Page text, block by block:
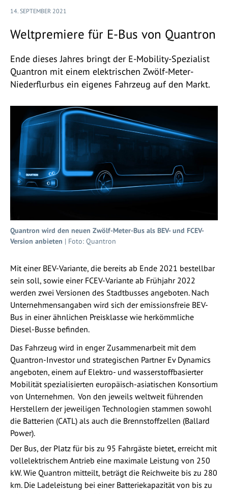
14. SEPTEMBER 2021
Weltpremiere für E-Bus von Quantron
Ende dieses Jahres bringt der E-Mobility-Spezialist
Quantron mit einem elektrischen Zwölf-Meter-
Niederflurbus ein eigenes Fahrzeug auf den Markt.
Quantron wird den neuen Zwölf-Meter-Bus als BEV- und FCEV-
Version anbieten | Foto: Quantron
Mit einer BEV-Variante, die bereits ab Ende 2021 bestellbar
sein soll, sowie einer FCEV-Variante ab Frühjahr 2022
werden zwei Versionen des Stadtbusses angeboten. Nach
Unternehmensangaben wird sich der emissionsfreie BEV-
Bus in einer ähnlichen Preisklasse wie herkömmliche
Diesel-Busse befinden.
Das Fahrzeug wird in enger Zusammenarbeit mit dem
Quantron-Investor und strategischen Partner Ev Dynamics
angeboten, einem auf Elektro- und wasserstoffbasierter
Mobilität spezialisierten europäisch-asiatischen Konsortium
von Unternehmen. Von den jeweils weltweit führenden
Herstellern der jeweiligen Technologien stammen sowohl
die Batterien (CATL) als auch die Brennstoffzellen (Ballard
Power).
Der Bus, der Platz für bis zu 95 Fahrgäste bietet, erreicht mit
vollelektrischem Antrieb eine maximale Leistung von 250
kW. Wie Quantron mitteilt, beträgt die Reichweite bis zu 280
km. Die Ladeleistung bei einer Batteriekapazität von bis zu